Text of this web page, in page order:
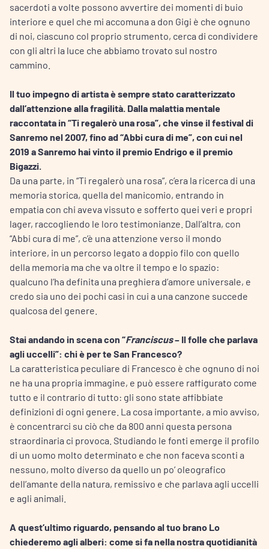
sacerdoti a volte possono avvertire dei momenti di buio
interiore e quel che mi accomuna a don Gigi è che ognuno
di noi, ciascuno col proprio strumento, cerca di condividere
con gli altri la luce che abbiamo trovato sul nostro
cammino.
Il tuo impegno di artista è sempre stato caratterizzato
dall’attenzione alla fragilità. Dalla malattia mentale
raccontata in “Ti regalerò una rosa”, che vinse il festival di
Sanremo nel 2007, fino ad “Abbi cura di me”, con cui nel
2019 a Sanremo hai vinto il premio Endrigo e il premio
Bigazzi.
Da una parte, in “Ti regalerò una rosa”, c’era la ricerca di una
memoria storica, quella del manicomio, entrando in
empatia con chi aveva vissuto e sofferto quei veri e propri
lager, raccogliendo le loro testimonianze. Dall’altra, con
“Abbi cura di me”, c’è una attenzione verso il mondo
interiore, in un percorso legato a doppio filo con quello
della memoria ma che va oltre il tempo e lo spazio:
qualcuno l’ha definita una preghiera d’amore universale, e
credo sia uno dei pochi casi in cui a una canzone succede
qualcosa del genere.
Stai andando in scena con “Franciscus– Il folle che parlava
agli uccelli”: chi è per te San Francesco?
La caratteristica peculiare di Francesco è che ognuno di noi
ne ha una propria immagine, e può essere raffigurato come
tutto e il contrario di tutto: gli sono state affibbiate
definizioni di ogni genere. La cosa importante, a mio avviso,
è concentrarci su ciò che da 800 anni questa persona
straordinaria ci provoca. Studiando le fonti emerge il profilo
di un uomo molto determinato e che non faceva sconti a
nessuno, molto diverso da quello un po’ oleografico
dell’amante della natura, remissivo e che parlava agli uccelli
e agli animali.
A quest’ultimo riguardo, pensando al tuo brano Lo
chiederemo agli alberi: come si fa nella nostra quotidianità